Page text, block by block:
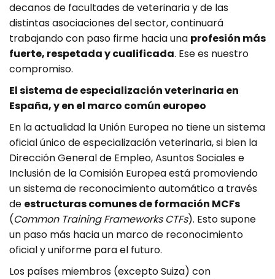
decanos de facultades de veterinaria y de las
distintas asociaciones del sector, continuará
trabajando con paso firme hacia una profesión más
fuerte, respetada y cualificada. Ese es nuestro
compromiso.
El sistema de especialización veterinaria en
España, y en el marco común europeo
En la actualidad la Unión Europea no tiene un sistema
oficial único de especialización veterinaria, si bien la
Dirección General de Empleo, Asuntos Sociales e
Inclusión de la Comisión Europea está promoviendo
un sistema de reconocimiento automático a través
de estructuras comunes de formación MCFs
(Common Training Frameworks CTFs). Esto supone
un paso más hacia un marco de reconocimiento
oficial y uniforme para el futuro.
Los países miembros (excepto Suiza) con